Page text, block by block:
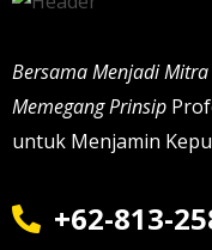
Bersama Menjadi
Memegang Prinsip
untuk Menjamin
+62-813-